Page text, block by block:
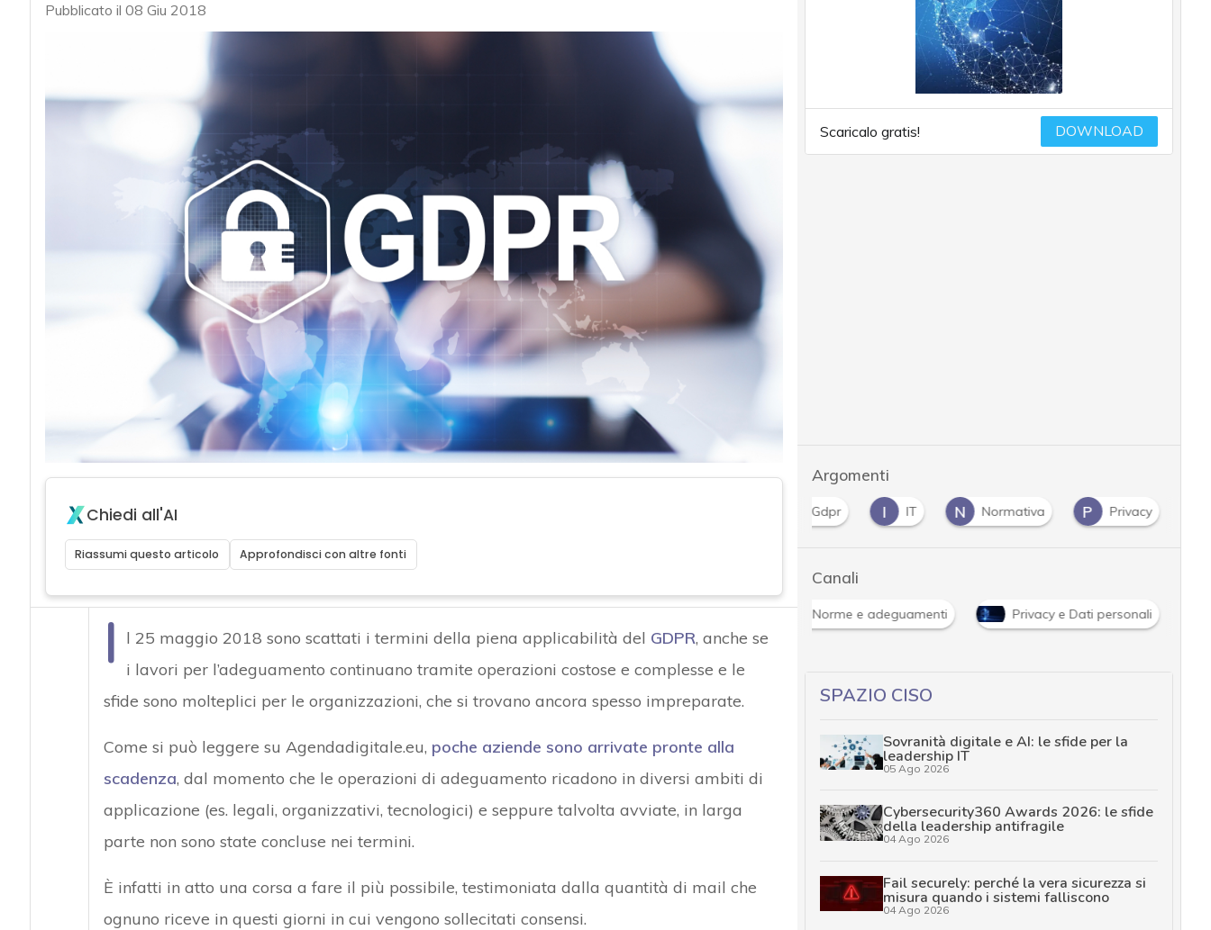
Pubblicato il 08 Giu 2018
Chiedi all'AI
Riassumi questo articolo Approfondisci con altre fonti
I l 25 maggio 2018 sono scattati i termini della piena applicabilità del GDPR, anche se
i lavori per l’adeguamento continuano tramite operazioni costose e complesse e le
sfide sono molteplici per le organizzazioni, che si trovano ancora spesso impreparate.
Come si può leggere su Agendadigitale.eu, poche aziende sono arrivate pronte alla
scadenza, dal momento che le operazioni di adeguamento ricadono in diversi ambiti di
applicazione (es. legali, organizzativi, tecnologici) e seppure talvolta avviate, in larga
parte non sono state concluse nei termini.
È infatti in atto una corsa a fare il più possibile, testimoniata dalla quantità di mail che
ognuno riceve in questi giorni in cui vengono sollecitati consensi.
Scaricalo gratis! DOWNLOAD
Argomenti
Gdpr I IT N Normativa P Privacy
Canali
Norme e adeguamenti Privacy e Dati personali
SPAZIO CISO
Sovranità digitale e AI: le sfide per la
leadership IT
05 Ago 2026
Cybersecurity360 Awards 2026: le sfide
della leadership antifragile
04 Ago 2026
Fail securely: perché la vera sicurezza si
misura quando i sistemi falliscono
04 Ago 2026